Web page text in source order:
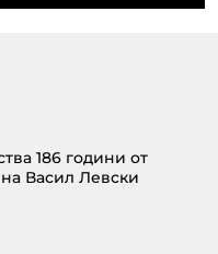
186 години от
Васил Левски